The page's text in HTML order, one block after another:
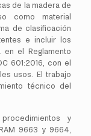
de la madera de
como material
de clasificación
e incluir los
el Reglamento
601:2016, con el
usos. El trabajo
técnico del
y
9663 y 9664,